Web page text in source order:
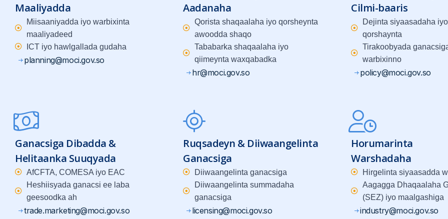
Maaliyadda
Miisaaniyadda iyo warbixinta
maaliyadeed
ICT iyo hawlgallada gudaha
planning@moci.gov.so
Aadanaha
Qorista shaqaalaha iyo qorsheynta
awoodda shaqo
Tababarka shaqaalaha iyo
qiimeynta waxqabadka
hr@moci.gov.so
Cilmi-baaris
Dejinta siyaasadaha iyo
qorshaynta
Tirakoobyada
warbixinno
policy@moci.gov.so
Ganacsiga Dibadda &
Helitaanka Suuqyada
AfCFTA, COMESA iyo EAC
Heshiisyada ganacsi ee laba
geesoodka ah
trade.marketing@moci.gov.so
Ruqsadeyn & Diiwaangelinta
Ganacsiga
Diiwaangelinta ganacsiga
Diiwaangelinta summadaha
ganacsiga
licensing@moci.gov.so
Horumarinta
Warshadaha
Hirgelinta siyaasadda
Aagagga Dhaqaalaha
(SEZ) iyo maalgashiga
industry@moci.gov.so